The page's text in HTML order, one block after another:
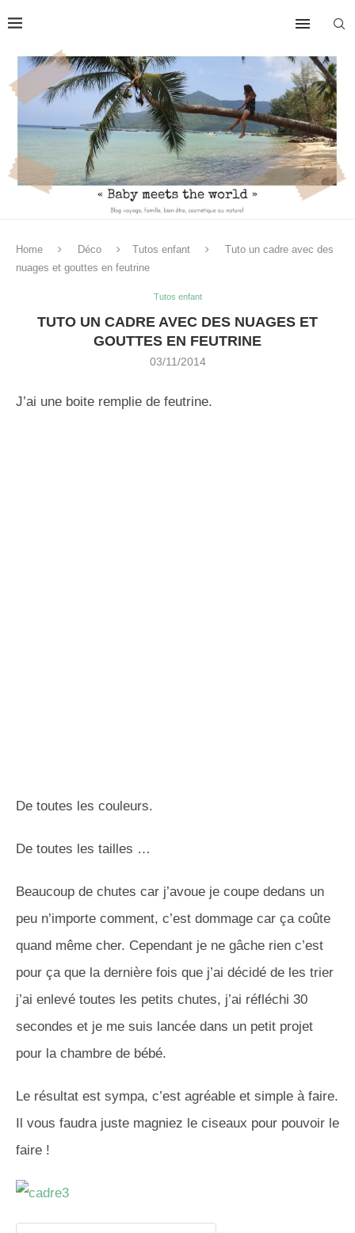
Home Déco Tutos enfant
Tuto un cadre avec des
nuages et gouttes en feutrine
Tutos enfant
TUTO UN CADRE AVEC DES NUAGES ET
GOUTTES EN FEUTRINE
03/11/2014
J’ai une boite remplie de feutrine.
De toutes les couleurs.
De toutes les tailles …
Beaucoup de chutes car j’avoue je coupe dedans un
peu n’importe comment, c’est dommage car ça coûte
quand même cher. Cependant je ne gâche rien c’est
pour ça que la dernière fois que j’ai décidé de les trier
j’ai enlevé toutes les petits chutes, j’ai réfléchi 30
secondes et je me suis lancée dans un petit projet
pour la chambre de bébé.
Le résultat est sympa, c’est agréable et simple à faire.
Il vous faudra juste magniez le ciseaux pour pouvoir le
faire !